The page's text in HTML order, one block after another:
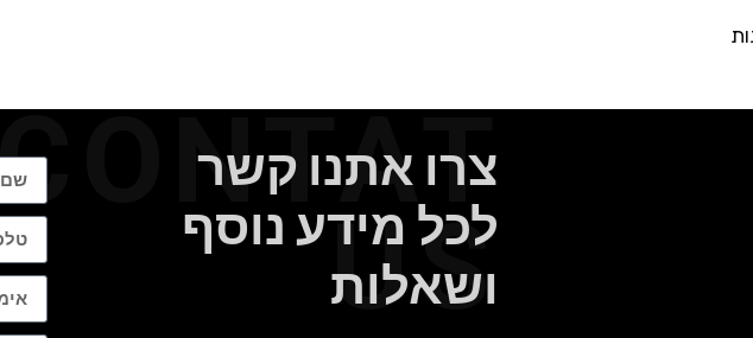
US
צרו אתנו קשר
לכל מידע נוסף
ושאלות